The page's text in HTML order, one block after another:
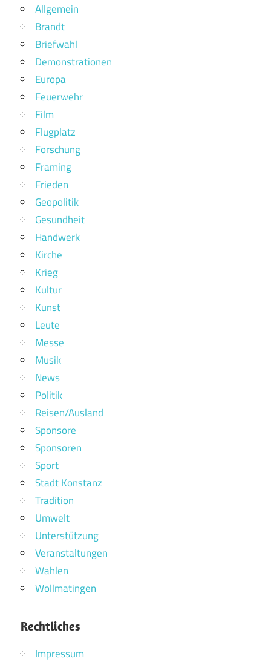
Allgemein
Brandt
Briefwahl
Demonstrationen
Europa
Feuerwehr
Film
Flugplatz
Forschung
Framing
Frieden
Geopolitik
Gesundheit
Handwerk
Kirche
Krieg
Kultur
Kunst
Leute
Messe
Musik
News
Politik
Reisen/Ausland
Sponsore
Sponsoren
Sport
Stadt Konstanz
Tradition
Umwelt
Unterstützung
Veranstaltungen
Wahlen
Wollmatingen
Rechtliches
Impressum